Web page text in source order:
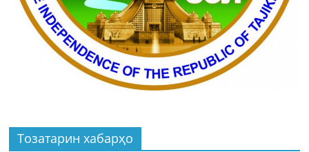
Тозатарин хабарҳо